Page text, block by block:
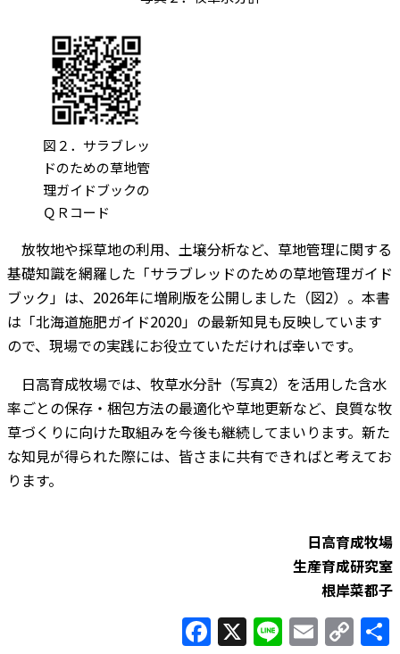
図２．サラブレッ
ドのための草地管
理ガイドブックの
ＱＲコード
放牧地や採草地の利用、土壌分析など、草地管理に関する
基礎知識を網羅した「サラブレッドのための草地管理ガイド
ブック」は、2026年に増刷版を公開しました（図2）。本書
は「北海道施肥ガイド2020」の最新知見も反映しています
ので、現場での実践にお役立ていただければ幸いです。
日高育成牧場では、牧草水分計（写真2）を活用した含水
率ごとの保存・梱包方法の最適化や草地更新など、良質な牧
草づくりに向けた取組みを今後も継続してまいります。新た
な知見が得られた際には、皆さまに共有できればと考えてお
ります。
日高育成牧場
生産育成研究室
根岸菜都子
Facebook
X LineEmail